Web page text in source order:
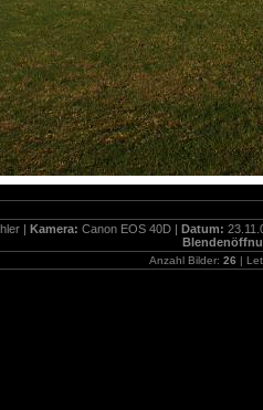
| Kamera: Canon EOS 40D | Datum:
Anzahl Bilder: 26 |